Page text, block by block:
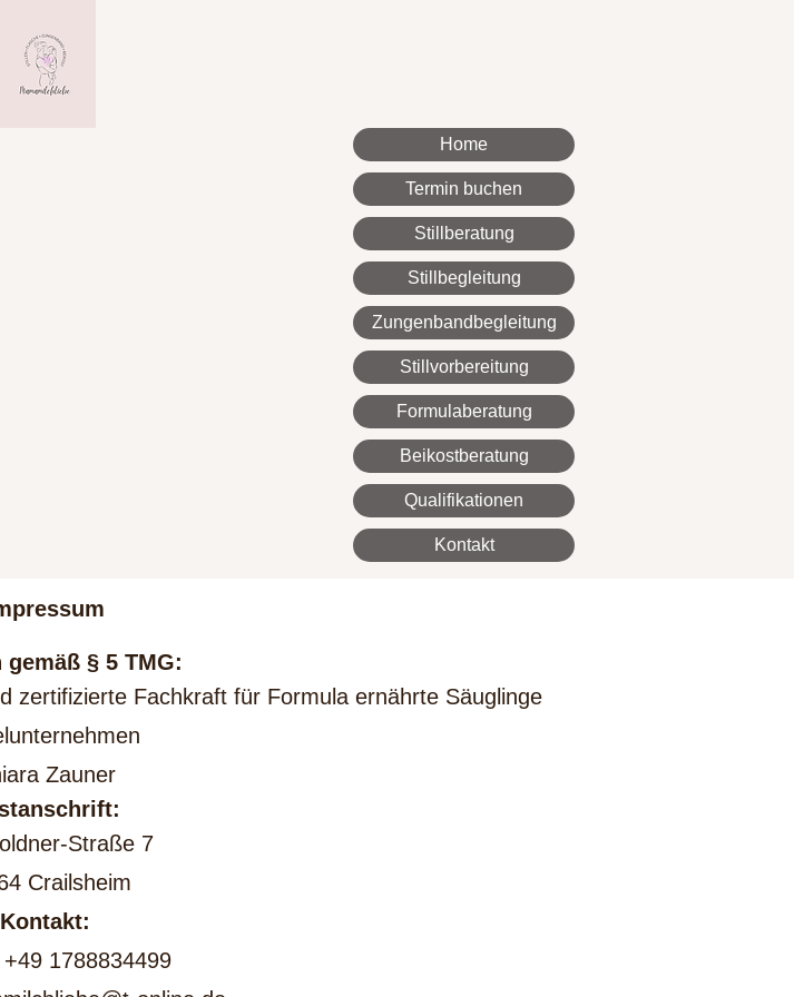
Home
Termin buchen
Stillberatung
Stillbegleitung
Zungenbandbegleitung
Stillvorbereitung
Formulaberatung
Beikostberatung
Qualifikationen
Kontakt
gemäß § 5 TMG:
zertifizierte Fachkraft für Formula ernährte Säuglinge
Zauner
Straße 7
Crailsheim
Kontakt:
1788834499